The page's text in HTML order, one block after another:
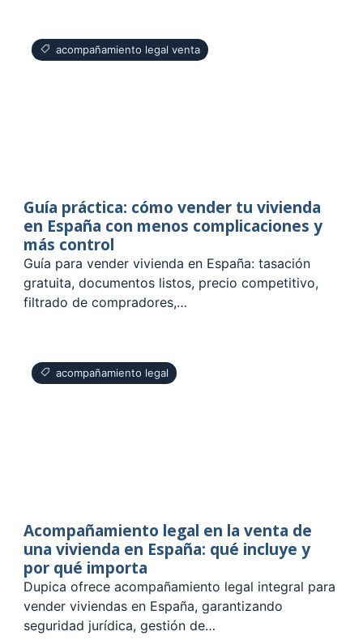
acompañamiento legal venta
Guía práctica: cómo vender tu vivienda
en España con menos complicaciones y
más control
Guía para vender vivienda en España: tasación
gratuita, documentos listos, precio competitivo,
filtrado de compradores,…
acompañamiento legal
Acompañamiento legal en la venta de
una vivienda en España: qué incluye y
por qué importa
Dupica ofrece acompañamiento legal integral para
vender viviendas en España, garantizando
seguridad jurídica, gestión de…